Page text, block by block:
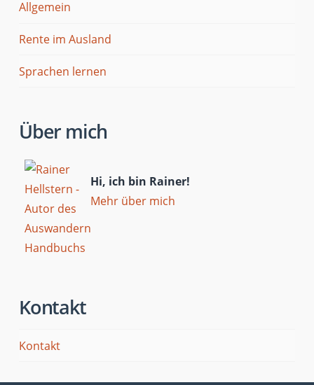
Allgemein
Rente im Ausland
Sprachen lernen
Über mich
Hi, ich bin Rainer!
Mehr über mich
Kontakt
Kontakt